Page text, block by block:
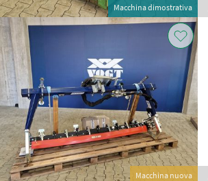
Macchina dimostrativa
Macchina nuova